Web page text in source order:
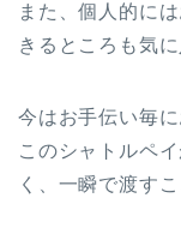
また、個人的に
きるところも気に
今はお手伝い毎
このシャトルペ
く、一瞬で渡す